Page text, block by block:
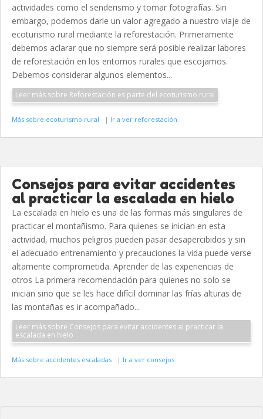
actividades como el senderismo y tomar fotografías. Sin
embargo, podemos darle un valor agregado a nuestro viaje de
ecoturismo rural mediante la reforestación. Primeramente
debemos aclarar que no siempre será posible realizar labores
de reforestación en los entornos rurales que escojamos.
Debemos considerar algunos elementos...
Leer más sobre Reforestación es parte del ecoturismo rural
Más sobre ecoturismo rural | Ir a ver reforestación
Consejos para evitar accidentes
al practicar la escalada en hielo
La escalada en hielo es una de las formas más singulares de
practicar el montañismo. Para quienes se inician en esta
actividad, muchos peligros pueden pasar desapercibidos y sin
el adecuado entrenamiento y precauciones la vida puede verse
altamente comprometida. Aprender de las experiencias de
otros La primera recomendación para quienes no solo se
inician sino que se les hace difícil dominar las frías alturas de
las montañas es ir acompañado...
Leer más sobre Consejos para evitar accidentes al practicar la
escalada en hielo
Más sobre accidentes escaladas | Ir a ver consejos